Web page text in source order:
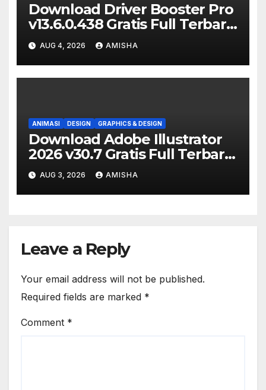
Download Driver Booster Pro
v13.6.0.438 Gratis Full Terbaru
Version
AUG 4, 2026 AMISHA
ANIMASI DESIGN GRAPHICS & DESIGN
Download Adobe Illustrator
2026 v30.7 Gratis Full Terbaru
Version
AUG 3, 2026 AMISHA
Leave a Reply
Your email address will not be published.
Required fields are marked *
Comment *